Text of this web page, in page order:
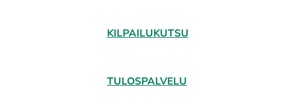
KILPAILUKUTSU
TULOSPALVELU